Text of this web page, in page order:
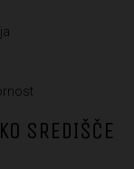
SREDIŠČE